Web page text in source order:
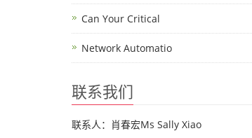
Can Your Critical
Network Automatio
联系我们
联系人：肖春宏Ms Sally Xiao